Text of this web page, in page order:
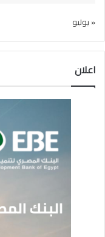
« يوليو
اعلان